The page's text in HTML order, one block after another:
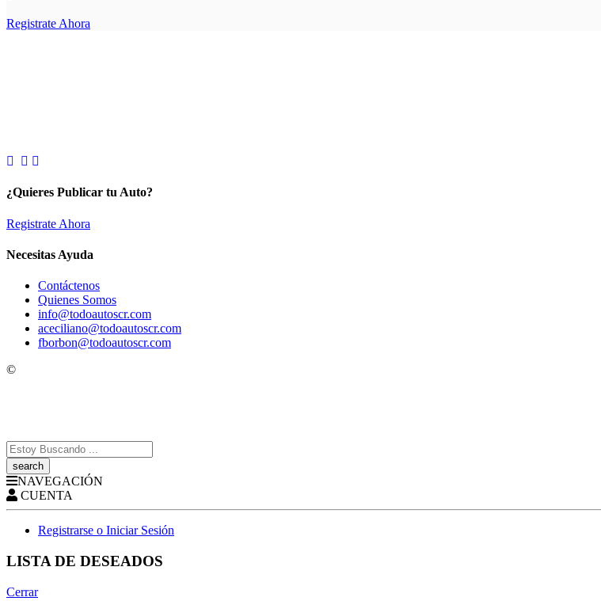
Registrate Ahora
¿Quieres Publicar tu Auto?
Registrate Ahora
Necesitas Ayuda
Contáctenos
Quienes Somos
info@todoautoscr.com
aceciliano@todoautoscr.com
fborbon@todoautoscr.com
©
Search
here
NAVEGACIÓN
CUENTA
Registrarse o Iniciar Sesión
LISTA DE DESEADOS
Cerrar